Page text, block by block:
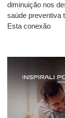
diminuição nos
saúde preventiva
Esta conexão